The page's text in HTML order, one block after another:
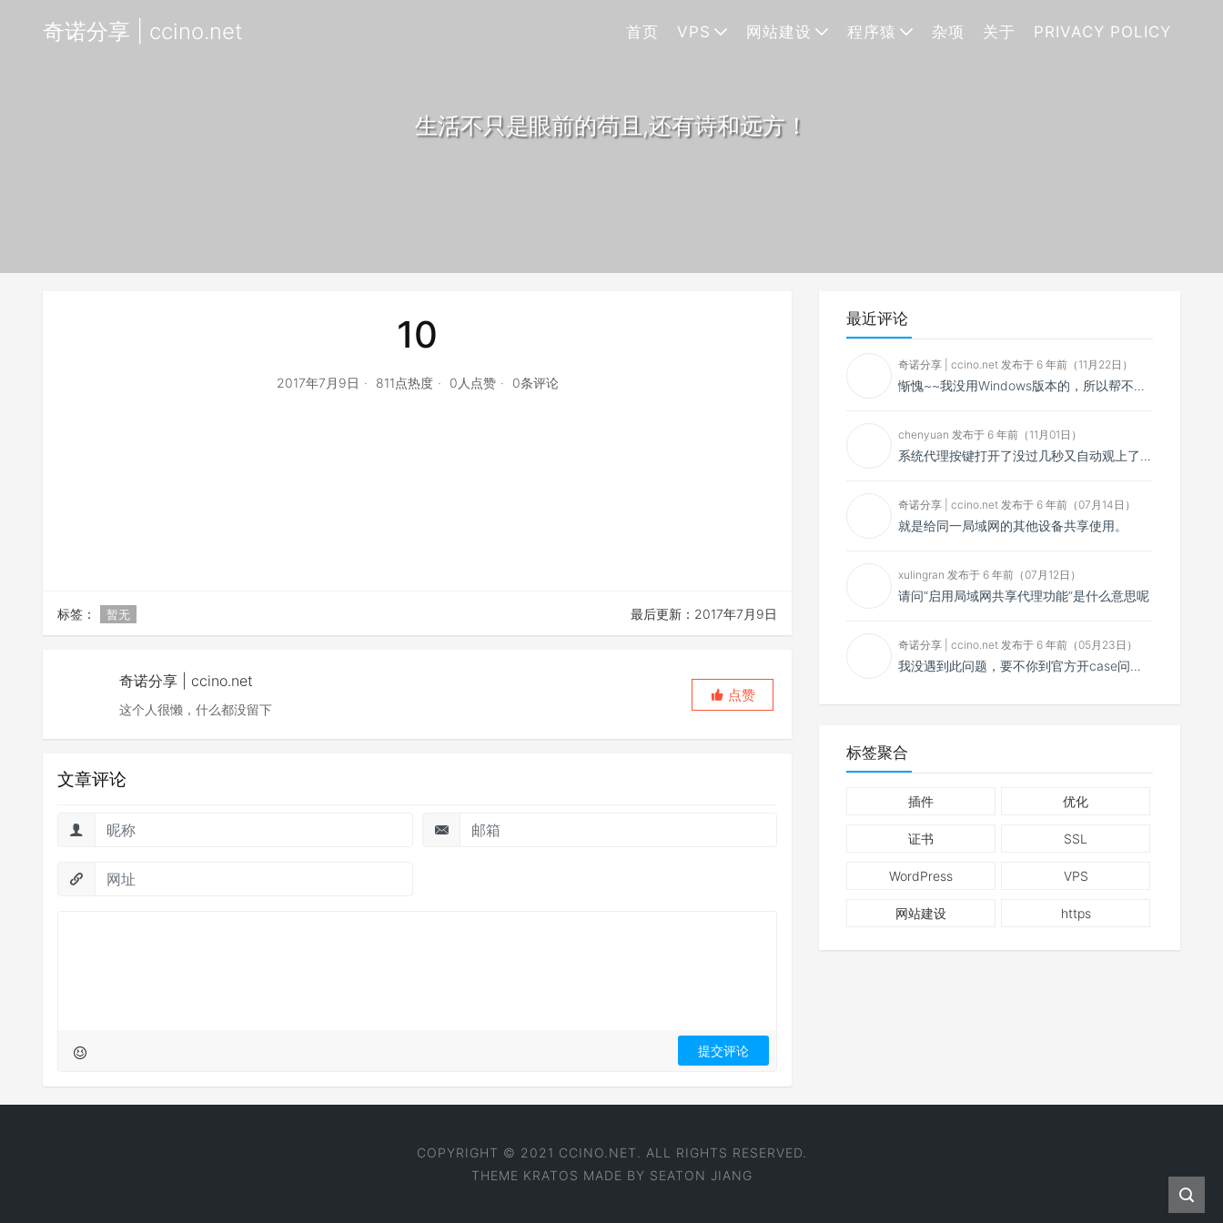
奇诺分享 | ccino.net 首页 VPS 网站建设 程序猿 杂项 关于 PRIVACY POLICY
生活不只是眼前的苟且,还有诗和远方！
10
2017年7月9日 811点热度 0人点赞 0条评论
标签： 暂无 最后更新：2017年7月9日
奇诺分享 | ccino.net
这个人很懒，什么都没留下
点赞
文章评论
最近评论
奇诺分享 | ccino.net 发布于 6 年前（11月22日）
惭愧~~我没用Windows版本的，所以帮不了你~~
chenyuan 发布于 6 年前（11月01日）
系统代理按键打开了没过几秒又自动观上了，导致一直打开不了，是什么问题呢？感谢大佬，请帮帮忙！谢谢！
奇诺分享 | ccino.net 发布于 6 年前（07月14日）
就是给同一局域网的其他设备共享使用。
xulingran 发布于 6 年前（07月12日）
请问“启用局域网共享代理功能”是什么意思呢
奇诺分享 | ccino.net 发布于 6 年前（05月23日）
我没遇到此问题，要不你到官方开case问问看？
标签聚合
插件 优化
证书 SSL
WordPress VPS
网站建设 https
COPYRIGHT © 2021 CCINO.NET. ALL RIGHTS RESERVED.
THEME KRATOS MADE BY SEATON JIANG